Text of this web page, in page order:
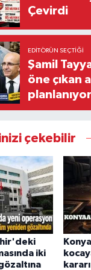
Çevirdi
EDITÖRÜN SEÇTIĞI
Şamil
öne çıkan
planlanıyor
çekebilir
iki
kararı